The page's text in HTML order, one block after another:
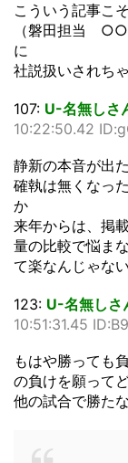
こういう記事こ
（磐田担当 ○○
に
社説扱いされち
107: U-名無しさ
10:22:50.42
静新の本音が出た
確執は無くなっ
か
来年からは、掲
量の比較で悩ま
て楽なんじゃな
123: U-名無しさ
10:51:31.45
もはや勝っても
の負けを願って
他の試合で勝た